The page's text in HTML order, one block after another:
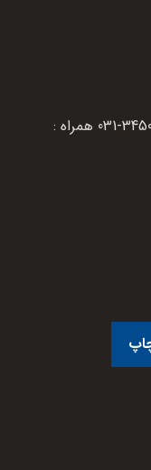
تلفن دفتر تحویل سفارشات : 34502532-031 همراه :